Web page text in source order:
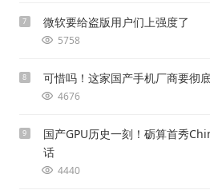
7 微软要给盗版用户们上强度了
5758
8 可惜吗！这家国产手机厂商要彻
4676
9
国产GPU历史一刻！砺算首秀
话
4440